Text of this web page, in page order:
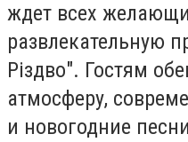
ждет всех
развлекательную
Різдво". Гостям
атмосферу,
и новогодние